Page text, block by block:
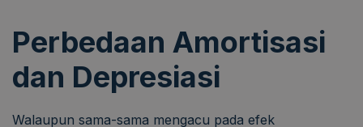
Perbedaan Amortisasi
dan Depresiasi
Walaupun sama-sama mengacu pada efek